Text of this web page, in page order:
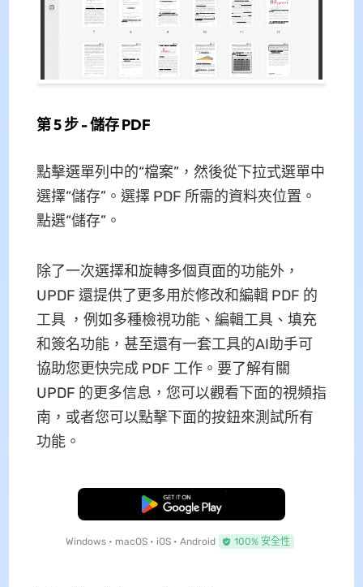
第 5 步 - 儲存 PDF
點擊選單列中的“檔案”，然後從下拉式選單中
選擇“儲存”。選擇 PDF 所需的資料夾位置。
點選“儲存”。
除了一次選擇和旋轉多個頁面的功能外，
UPDF 還提供了更多用於修改和編輯 PDF 的
工具 ，例如多種檢視功能、編輯工具、填充
和簽名功能，甚至還有一套工具的AI助手可
協助您更快完成 PDF 工作。要了解有關
UPDF 的更多信息，您可以觀看下面的視頻指
南，或者您可以點擊下面的按鈕來測試所有
功能。
免費下載
Windows • macOS • iOS • Android 100% 安全性